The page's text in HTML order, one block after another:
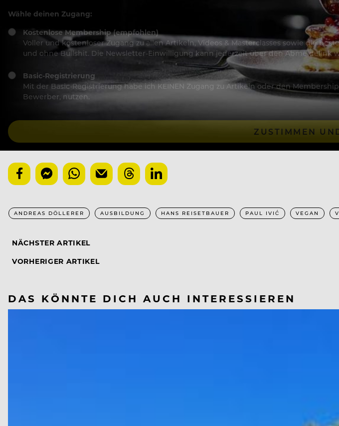
Wähle deinen Zugang:
Kostenlose Membership (empfohlen)
Voller und kostenloser Zugang zu allen Artikeln, Videos & Masterclasses sowie die
und ohne Bullshit. Die Newsletter-Einwilligung kann jederzeit über den Abmeldelink
Basic-Registrierung
Mit der Basic-Registrierung habe ich KEINEN Zugang zu Artikeln oder den
Bewerber, nutzen.
ZUSTIMMEN
ANDREAS DÖLLERER AUSBILDUNG HANS REISETBAUER PAUL IVIĆ VEGAN
NÄCHSTER ARTIKEL
VORHERIGER ARTIKEL
DAS KÖNNTE DICH AUCH INTERESSIEREN